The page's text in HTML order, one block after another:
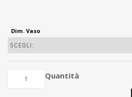
Dim. Vaso
Quantità